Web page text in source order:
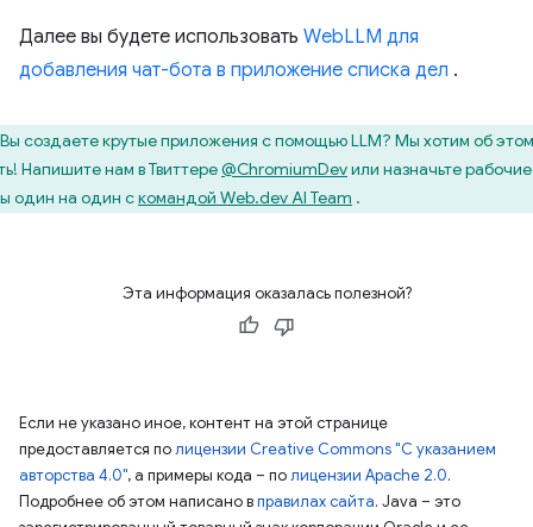
Далее вы будете использовать WebLLM для
добавления чат-бота в приложение списка дел .
Вы создаете крутые приложения с помощью LLM? Мы хотим об этом
Напишите нам в Твиттере@ChromiumDevили назначьте рабочие
один на один скомандой Web.dev AI Team .
Эта информация оказалась полезной?
Если не указано иное, контент на этой странице
предоставляется полицензии Creative Commons "С указанием
авторства 4.0", а примеры кода – полицензии Apache 2.0.
Подробнее об этом написано вправилах сайта. Java – это